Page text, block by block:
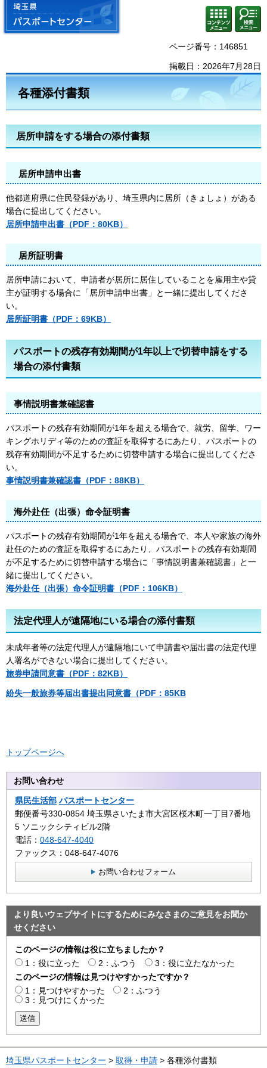
埼玉県 パスポートセンター
コンテ
ンツメ
ニュー
検索・
共通メ
ニュー
ページ番号：146851
掲載日：2026年7月28日
各種添付書類
居所申請をする場合の添付書類
居所申請申出書
他都道府県に住民登録があり、埼玉県内に居所（きょしょ）がある
場合に提出してください。
居所申請申出書 （PDF：80KB）
居所証明書
居所申請において、申請者が居所に居住していることを雇用主や貸
主が証明する場合に「居所申請申出書」と一緒に提出してくださ
い。
居所証明書（PDF：69KB）
パスポートの残存有効期間が1年以上で切替申請をする
場合の添付書類
事情説明書兼確認書
パスポートの残存有効期間が1年を超える場合で、就労、留学、ワー
キングホリディ等のための査証を取得するにあたり、パスポートの
残存有効期間が不足するために切替申請する場合に提出してくださ
い。
事情説明書兼確認書 （PDF：88KB）
海外赴任（出張）命令証明書
パスポートの残存有効期間が1年を超える場合で、本人や家族の海外
赴任のための査証を取得するにあたり、パスポートの残存有効期間
が不足するために切替申請する場合に「事情説明書兼確認書」と一
緒に提出してください。
海外赴任（出張）命令証明書（PDF：106KB）
法定代理人が遠隔地にいる場合の添付書類
未成年者等の法定代理人が遠隔地にいて申請書や届出書の法定代理
人署名ができない場合に提出してください。
旅券申請同意書 （PDF：82KB）
紛失一般旅券等届出書提出同意書 （PDF：85KB
トップページへ
お問い合わせ
県民生活部 パスポートセンター
郵便番号330-0854 埼玉県さいたま市大宮区桜木町一丁目7番地
5 ソニックシティビル2階
電話： 048-647-4040
ファックス：048-647-4076
お問い合わせフォーム
より良いウェブサイトにするためにみなさまのご意見をお聞か
せください
このページの情報は役に立ちましたか？
1：役に立った
2：ふつう
3：役に立たなかった
このページの情報は見つけやすかったですか？
1：見つけやすかった
2：ふつう
3：見つけにくかった
送信
埼玉県パスポートセンター > 取得・申請 > 各種添付書類